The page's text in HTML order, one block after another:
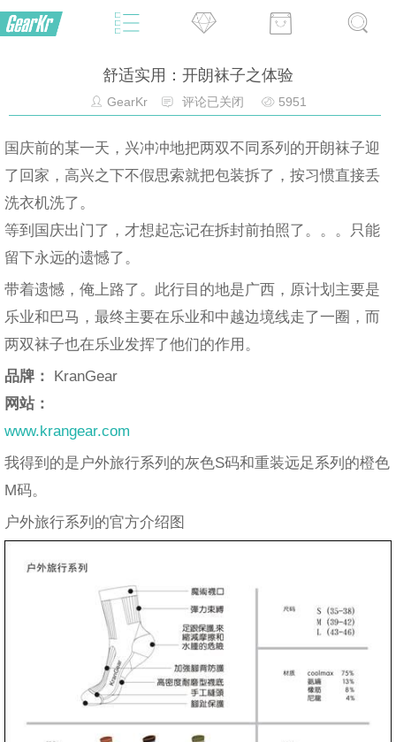
舒适实用：开朗袜子之体验
GearKr 评论已关闭 5951
国庆前的某一天，兴冲冲地把两双不同系列的开朗袜子迎
了回家，高兴之下不假思索就把包装拆了，按习惯直接丢
洗衣机洗了。
等到国庆出门了，才想起忘记在拆封前拍照了。。。只能
留下永远的遗憾了。
带着遗憾，俺上路了。此行目的地是广西，原计划主要是
乐业和巴马，最终主要在乐业和中越边境线走了一圈，而
两双袜子也在乐业发挥了他们的作用。
品牌： KranGear
网站：
www.krangear.com
我得到的是户外旅行系列的灰色S码和重装远足系列的橙色
M码。
户外旅行系列的官方介绍图